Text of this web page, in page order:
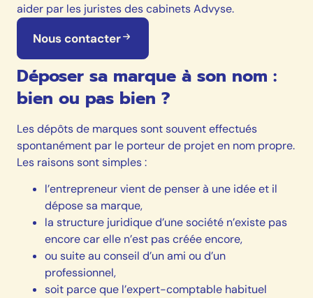
aider par les juristes des cabinets Advyse.
Nous contacter
Déposer sa marque à son nom :
bien ou pas bien ?
Les dépôts de marques sont souvent effectués
spontanément par le porteur de projet en nom propre.
Les raisons sont simples :
l’entrepreneur vient de penser à une idée et il
dépose sa marque,
la structure juridique d’une société n’existe pas
encore car elle n’est pas créée encore,
ou suite au conseil d’un ami ou d’un
professionnel,
soit parce que l’expert-comptable habituel